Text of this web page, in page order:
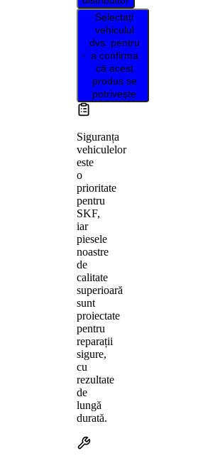
Selectați
vehiculul
dvs. pentru
a confirma
că acest
produs se
potrivește
Siguranța
vehiculelor
este
o
prioritate
pentru
SKF,
iar
piesele
noastre
de
calitate
superioară
sunt
proiectate
pentru
reparații
sigure,
cu
rezultate
de
lungă
durată.